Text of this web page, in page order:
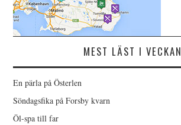
MEST LÄST I VECKAN
En pärla på Österlen
Söndagsfika på Forsby kvarn
Öl-spa till far